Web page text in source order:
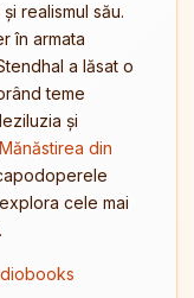
realismul său.
în armata
a lăsat o
teme
și
Mănăstirea din
cele mai